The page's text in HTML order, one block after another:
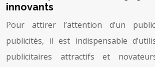
innovants
Pour attirer l’attention d’un
publicités, il est indispensable
publicitaires attractifs et